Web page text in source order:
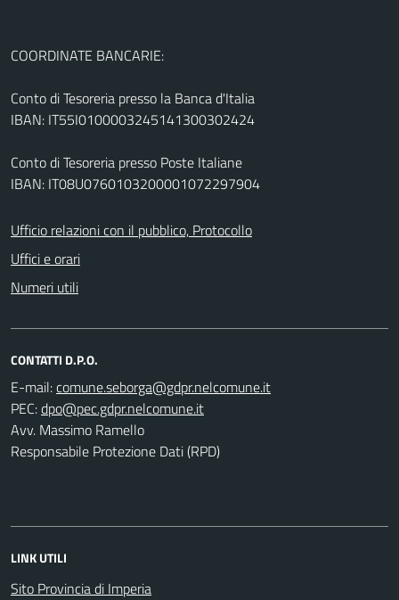
COORDINATE BANCARIE:
Conto di Tesoreria presso la Banca d'Italia
IBAN: IT55I0100003245141300302424
Conto di Tesoreria presso Poste Italiane
IBAN: IT08U0760103200001072297904
Ufficio relazioni con il pubblico, Protocollo
Uffici e orari
Numeri utili
CONTATTI D.P.O.
E-mail:
PEC:
Avv. Massimo Ramello
Responsabile Protezione Dati (RPD)
LINK UTILI
Sito Provincia di Imperia